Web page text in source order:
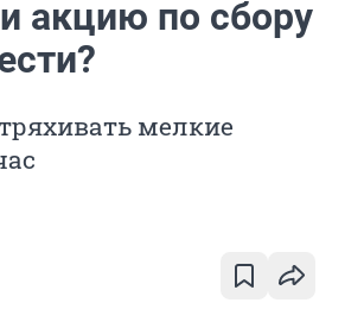
акцию по сбору
мелкие